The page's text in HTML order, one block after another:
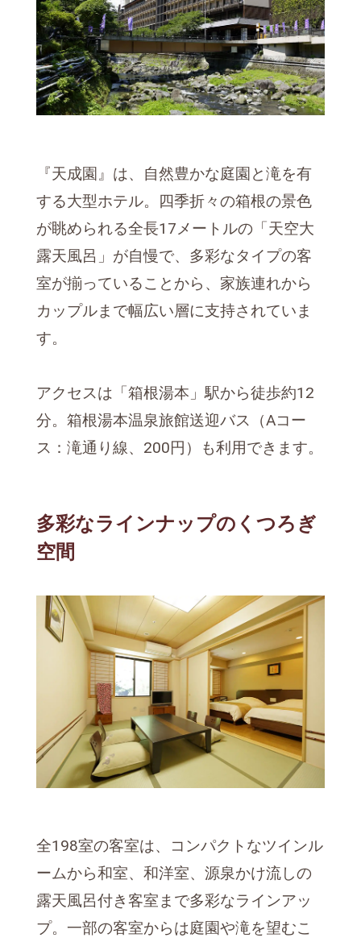
『天成園』は、自然豊かな庭園と滝を有
する大型ホテル。四季折々の箱根の景色
が眺められる全長17メートルの「天空大
露天風呂」が自慢で、多彩なタイプの客
室が揃っていることから、家族連れから
カップルまで幅広い層に支持されていま
す。
アクセスは「箱根湯本」駅から徒歩約12
分。箱根湯本温泉旅館送迎バス（Aコー
ス：滝通り線、200円）も利用できます。
多彩なラインナップのくつろぎ
空間
全198室の客室は、コンパクトなツインル
ームから和室、和洋室、源泉かけ流しの
露天風呂付き客室まで多彩なラインアッ
プ。一部の客室からは庭園や滝を望むこ